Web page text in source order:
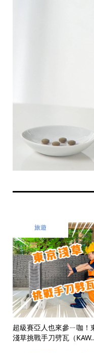
旅遊
超級賽亞人也來參ㄧ咖！
淺草挑戰手刀劈瓦（